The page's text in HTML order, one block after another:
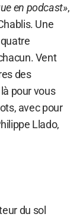
en podcast»,
Une
Vent
des
pour vous
avec pour
Llado,
du sol